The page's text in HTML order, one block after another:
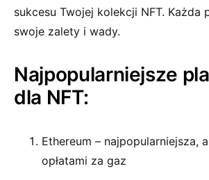
sukcesu Twojej kolekcji NFT. Każda
swoje zalety i wady.
Najpopularniejsze
dla NFT:
Ethereum – najpopularniejsza,
opłatami za gaz